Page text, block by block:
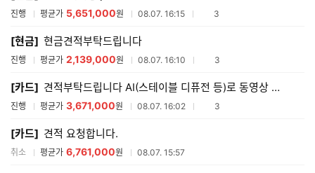
진행 평균가 5,651,000원 08.07. 16:15 참여업체수
3
[현금] 현금견적부탁드립니다
진행 평균가 2,139,000원 08.07. 16:10 참여업체수
3
[카드] 견적부탁드립니다 AI(스테이블 디퓨전 등)로 동영상 뽑아내기, 3d 라이노 렌더링,
진행 평균가 3,671,000원 08.07. 16:02 참여업체수
3
[카드] 견적 요청합니다.
취소 평균가 6,761,000원 08.07. 15:57